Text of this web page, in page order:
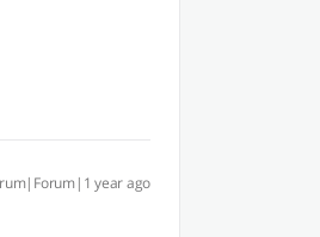
year ago